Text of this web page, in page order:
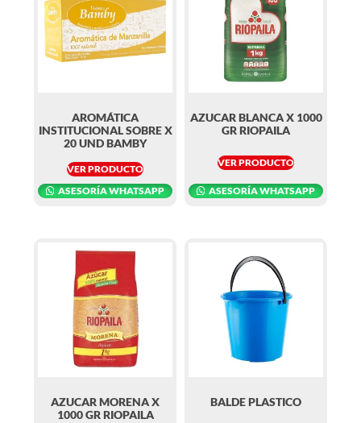
AROMÁTICA
INSTITUCIONAL SOBRE X
20 UND BAMBY
VER PRODUCTO
ASESORÍA WHATSAPP
AZUCAR BLANCA X 1000
GR RIOPAILA
VER PRODUCTO
ASESORÍA WHATSAPP
AZUCAR MORENA X
1000 GR RIOPAILA
BALDE PLASTICO